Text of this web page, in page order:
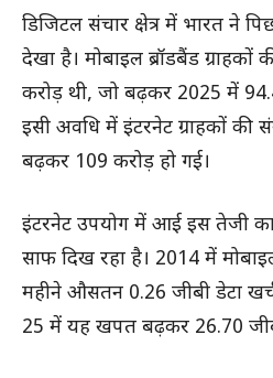
डिजिटल संचार क्षेत्र में भारत ने
देखा है। मोबाइल ब्रॉडबैंड
करोड़ थी, जो बढ़कर 2025 में
इसी अवधि में इंटरनेट ग्राहकों की
बढ़कर 109 करोड़ हो गई।
इंटरनेट उपयोग में आई इस तेजी
साफ दिख रहा है। 2014 में
महीने औसतन 0.26 जीबी डेटा
25 में यह खपत बढ़कर 26.70